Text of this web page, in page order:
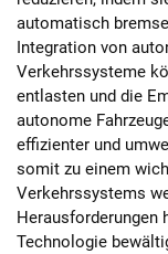
automatisch
Integration von
Verkehrssysteme
entlasten und die
autonome
effizienter und
somit zu einem
Verkehrssystems
Herausforderungen
Technologie